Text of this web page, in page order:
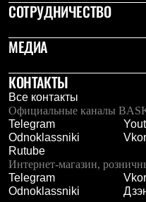
Тапочки
Чуни
Аксессуары
Шапки
Балаклавы и маски
Кепки и бейсболки
Повязки
Шарфы
Панамы
Перчатки и рукавицы
Перчатки
Рукавицы
Носки
СОТРУДНИЧЕСТВО
МЕДИА
КОНТАКТЫ
Все контакты
Официальные каналы
Telegram
Odnoklassniki
Rutube
Интернет-магазин,
Telegram
Odnoklassniki